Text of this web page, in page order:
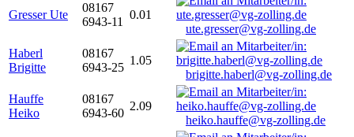
Gresser Ute
08167
6943-11
0.01
ute.gresser@vg-zolling.de
Haberl
Brigitte
08167
6943-25
1.05
brigitte.haberl@vg-zolling.de
Hauffe
Heiko
08167
6943-60
2.09
heiko.hauffe@vg-zolling.de